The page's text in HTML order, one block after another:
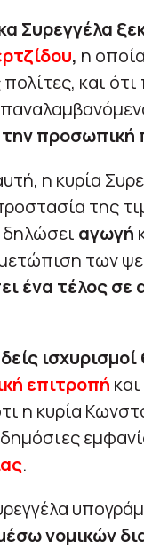
Συρεγγέλα
, η
και
προσωπική
η κυρία
της
αγωγή
των
ένα τέλος σε
επιτροπή
η κυρία
.
νομικών